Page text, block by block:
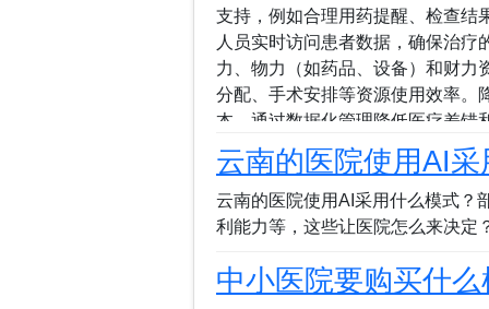
支持，例如合理用药提醒、检查结
人员实时访问患者数据，确保治
力、物力（如药品、设备）和财力
分配、手术安排等资源使用效率。
本。通过数据化管理降低医疗差错
型为医院引入AI、大数据等先进
提供数据支持，用于科研、教学和
诊等功能，方便患者就医。增强信
感。HIS作为核心系统的原因HIS
HIS，医院的信息化管理将碎片化
云南的医院使用AI
云南的医院使用AI采用什么模式？
利能力等，这些让医院怎么来决定
中小医院要购买什